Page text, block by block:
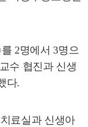
2명에서 3명으
수 협진과 신생
다.
료실과 신생아